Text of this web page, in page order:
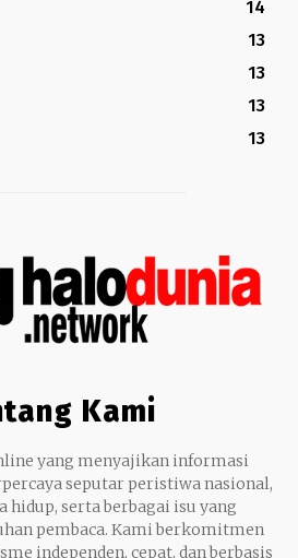
14
13
13
13
13
Kami
yang menyajikan informasi
seputar peristiwa nasional,
hidup, serta berbagai isu yang
pembaca. Kami berkomitmen
independen, cepat, dan berbasis